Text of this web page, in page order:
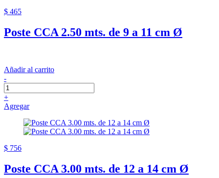
$ 465
Poste CCA 2.50 mts. de 9 a 11 cm Ø
Añadir al carrito
-
+
Agregar
$ 756
Poste CCA 3.00 mts. de 12 a 14 cm Ø